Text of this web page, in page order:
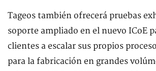
Tageos también ofrecerá pruebas
soporte ampliado en el nuevo ICoE
clientes a escalar sus propios
para la fabricación en grandes